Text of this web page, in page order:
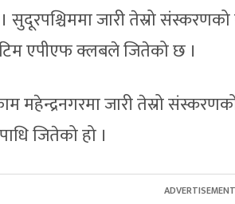
सुदूरपश्चिममा जारी तेस्रो
टिम एपीएफ क्लबले जितेको छ ।
महेन्द्रनगरमा जारी तेस्रो
जितेको हो ।